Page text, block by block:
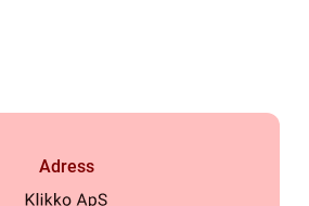
Adress